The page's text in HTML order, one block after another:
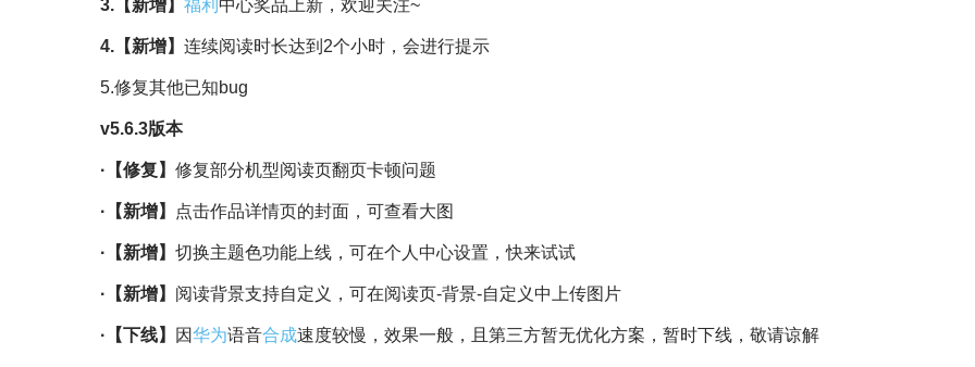
3.【新增】 福利 中心奖品上新，欢迎关注~
4.【新增】 连续阅读时长达到2个小时，会进行提示
5.修复其他已知bug
v5.6.3版本
·【修复】 修复部分机型阅读页翻页卡顿问题
·【新增】 点击作品详情页的封面，可查看大图
·【新增】 切换主题色功能上线，可在个人中心设置，快来试试
·【新增】 阅读背景支持自定义，可在阅读页-背景-自定义中上传图片
·【下线】 因华为语音合成速度较慢，效果一般，且第三方暂无优化方案，暂时下线，敬请谅解